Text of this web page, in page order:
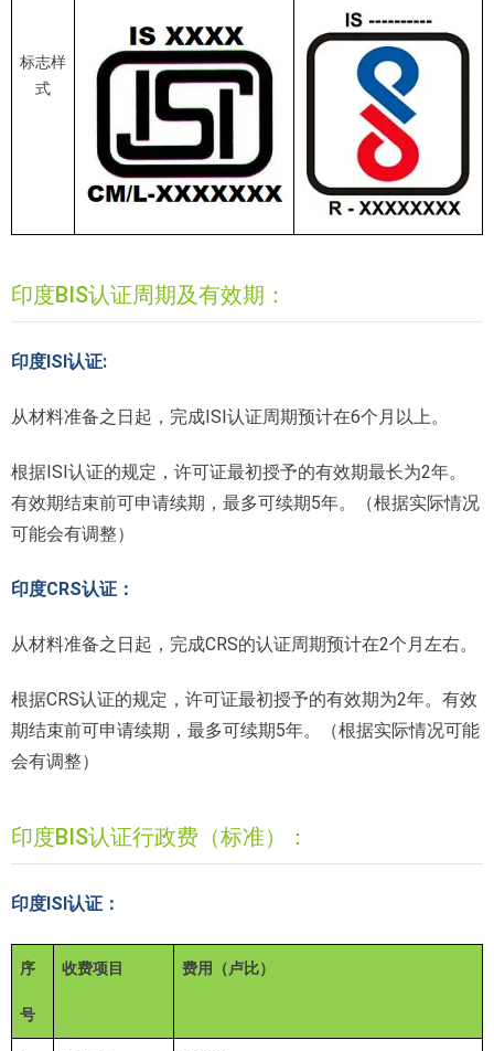
标志样
式
印度BIS认证周期及有效期：
印度ISI认证:
从材料准备之日起，完成ISI认证周期预计在6个月以上。
根据ISI认证的规定，许可证最初授予的有效期最长为2年。
有效期结束前可申请续期，最多可续期5年。（根据实际情况
可能会有调整）
印度CRS认证：
从材料准备之日起，完成CRS的认证周期预计在2个月左右。
根据CRS认证的规定，许可证最初授予的有效期为2年。有效
期结束前可申请续期，最多可续期5年。（根据实际情况可能
会有调整）
印度BIS认证行政费（标准）：
印度ISI认证：
序
号
收费项目 费用（卢比）